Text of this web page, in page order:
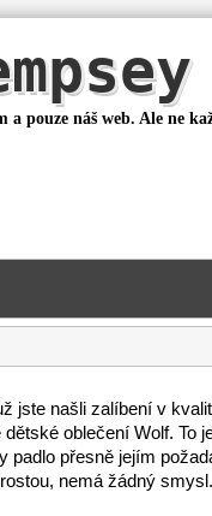
náš web. Ale ne
jste našli zalíbení v
dětské oblečení Wolf. To
přesně jejím
nemá žádný